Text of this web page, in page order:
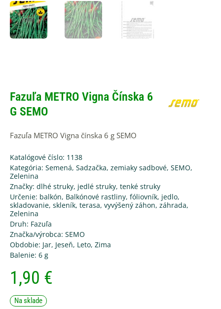
Fazuľa METRO Vigna Čínska 6
G SEMO
Fazuľa METRO Vigna čínska 6 g SEMO
Katalógové číslo: 1138
Kategória: Semená, Sadzačka, zemiaky sadbové, SEMO,
Zelenina
Značky: dlhé struky, jedlé struky, tenké struky
Určenie: balkón, Balkónové rastliny, fóliovník, jedlo,
skladovanie, skleník, terasa, vyvýšený záhon, záhrada,
Zelenina
Druh: Fazuľa
Značka/výrobca: SEMO
Obdobie: Jar, Jeseň, Leto, Zima
Balenie: 6 g
1,90 €
Na sklade